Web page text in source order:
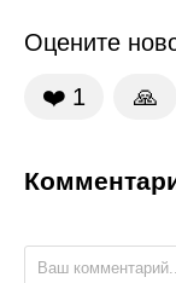
Оцените
❤️ 1 🙏